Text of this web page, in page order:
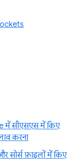
में सीएसएस में किए
करना
सोर्स फ़ाइलों में किए